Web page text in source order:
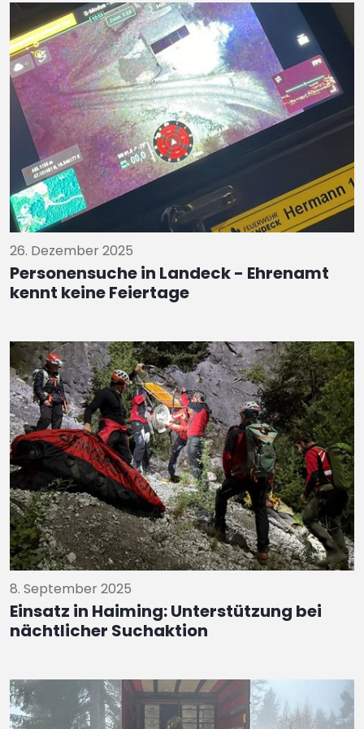
26. Dezember 2025
Personensuche in Landeck - Ehrenamt
kennt keine Feiertage
8. September 2025
Einsatz in Haiming: Unterstützung bei
nächtlicher Suchaktion